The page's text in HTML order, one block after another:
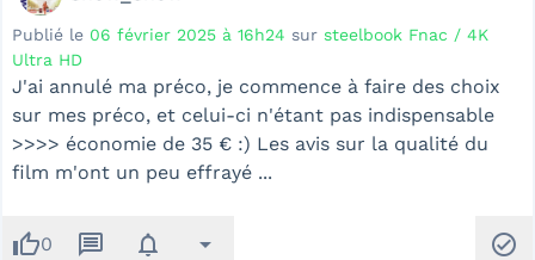
Publié le 06 février 2025 à 16h24 sur steelbook Fnac / 4K
Ultra HD
J'ai annulé ma préco, je commence à faire des choix
sur mes préco, et celui-ci n'étant pas indispensable
>>>> économie de 35 € :) Les avis sur la qualité du
film m'ont un peu effrayé ...
thumb_up0 message notifications arrow_drop_down check_circle